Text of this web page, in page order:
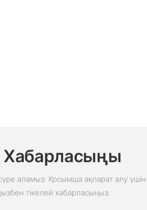
Хабарласыңы
аламыз. Қосымша ақпарат алу
тікелей хабарласыңыз.